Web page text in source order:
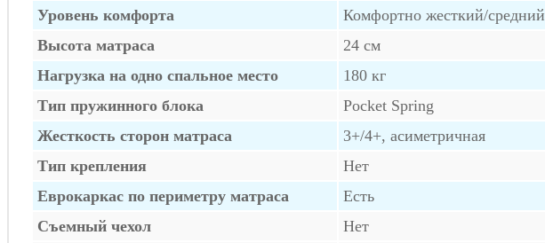
Уровень комфорта
Комфортно жесткий/средний
Высота матраса
24 см
Нагрузка на одно спальное место
180 кг
Тип пружинного блока
Pocket Spring
Жесткость сторон матраса
3+/4+, асиметричная
Тип крепления
Нет
Еврокаркас по периметру матраса
Есть
Съемный чехол
Нет